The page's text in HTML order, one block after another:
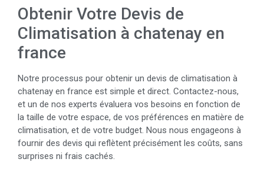
Obtenir Votre Devis de
Climatisation à chatenay en
france
Notre processus pour obtenir un devis de climatisation à
chatenay en france est simple et direct. Contactez-nous,
et un de nos experts évaluera vos besoins en fonction de
la taille de votre espace, de vos préférences en matière de
climatisation, et de votre budget. Nous nous engageons à
fournir des devis qui reflètent précisément les coûts, sans
surprises ni frais cachés.